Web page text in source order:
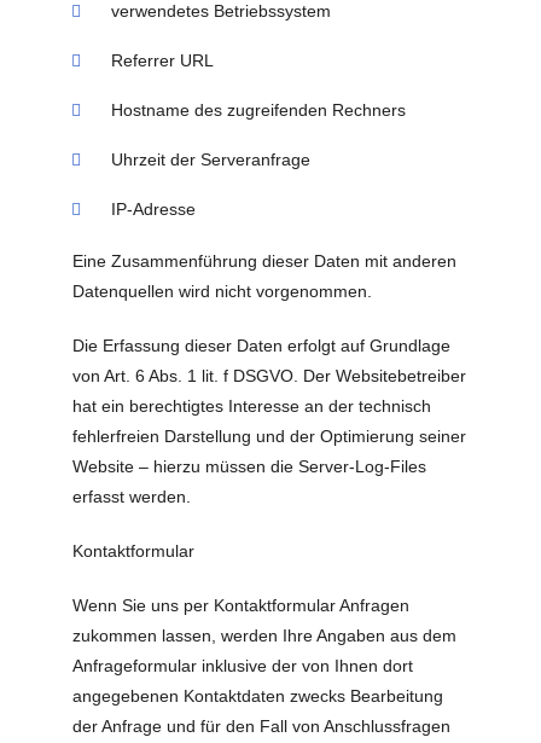
verwendetes Betriebssystem
Referrer URL
Hostname des zugreifenden Rechners
Uhrzeit der Serveranfrage
IP-Adresse
Eine Zusammenführung dieser Daten mit anderen
Datenquellen wird nicht vorgenommen.
Die Erfassung dieser Daten erfolgt auf Grundlage
von Art. 6 Abs. 1 lit. f DSGVO. Der Websitebetreiber
hat ein berechtigtes Interesse an der technisch
fehlerfreien Darstellung und der Optimierung seiner
Website – hierzu müssen die Server-Log-Files
erfasst werden.
Kontaktformular
Wenn Sie uns per Kontaktformular Anfragen
zukommen lassen, werden Ihre Angaben aus dem
Anfrageformular inklusive der von Ihnen dort
angegebenen Kontaktdaten zwecks Bearbeitung
der Anfrage und für den Fall von Anschlussfragen